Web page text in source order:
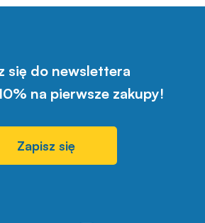
się do newslettera
na pierwsze zakupy!
Zapisz się